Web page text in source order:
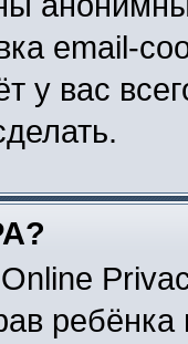
email-
у вас
ребёнка